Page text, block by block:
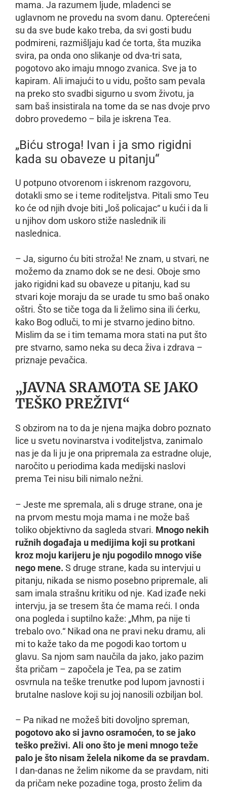
mama. Ja razumem ljude, mladenci se
uglavnom ne provedu na svom danu. Opterećeni
su da sve bude kako treba, da svi gosti budu
podmireni, razmišljaju kad će torta, šta muzika
svira, pa onda ono slikanje od dva-tri sata,
pogotovo ako imaju mnogo zvanica. Sve ja to
kapiram. Ali imajući to u vidu, pošto sam pevala
na preko sto svadbi sigurno u svom životu, ja
sam baš insistirala na tome da se nas dvoje prvo
dobro provedemo – bila je iskrena Tea.
„Biću stroga! Ivan i ja smo rigidni
kada su obaveze u pitanju“
U potpuno otvorenom i iskrenom razgovoru,
dotakli smo se i teme roditeljstva. Pitali smo Teu
ko će od njih dvoje biti „loš policajac“ u kući i da li
u njihov dom uskoro stiže naslednik ili
naslednica.
– Ja, sigurno ću biti stroža! Ne znam, u stvari, ne
možemo da znamo dok se ne desi. Oboje smo
jako rigidni kad su obaveze u pitanju, kad su
stvari koje moraju da se urade tu smo baš onako
oštri. Što se tiče toga da li želimo sina ili ćerku,
kako Bog odluči, to mi je stvarno jedino bitno.
Mislim da se i tim temama mora stati na put što
pre stvarno, samo neka su deca živa i zdrava –
priznaje pevačica.
„JAVNA SRAMOTA SE JAKO
TEŠKO PREŽIVI“
S obzirom na to da je njena majka dobro poznato
lice u svetu novinarstva i voditeljstva, zanimalo
nas je da li ju je ona pripremala za estradne oluje,
naročito u periodima kada medijski naslovi
prema Tei nisu bili nimalo nežni.
– Jeste me spremala, ali s druge strane, ona je
na prvom mestu moja mama i ne može baš
toliko objektivno da sagleda stvari. Mnogo nekih
ružnih događaja u medijima koji su protkani
kroz moju karijeru je nju pogodilo mnogo više
nego mene. S druge strane, kada su intervjui u
pitanju, nikada se nismo posebno pripremale, ali
sam imala strašnu kritiku od nje. Kad izađe neki
intervju, ja se tresem šta će mama reći. I onda
ona pogleda i suptilno kaže: „Mhm, pa nije ti
trebalo ovo.“ Nikad ona ne pravi neku dramu, ali
mi to kaže tako da me pogodi kao tortom u
glavu. Sa njom sam naučila da jako, jako pazim
šta pričam – započela je Tea, pa se zatim
osvrnula na teške trenutke pod lupom javnosti i
brutalne naslove koji su joj nanosili ozbiljan bol.
– Pa nikad ne možeš biti dovoljno spreman,
pogotovo ako si javno osramoćen, to se jako
teško preživi. Ali ono što je meni mnogo teže
palo je što nisam želela nikome da se pravdam.
I dan-danas ne želim nikome da se pravdam, niti
da pričam neke pozadine toga, prosto želim da